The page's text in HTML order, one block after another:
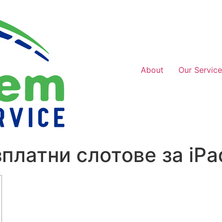
About Our
слотове за